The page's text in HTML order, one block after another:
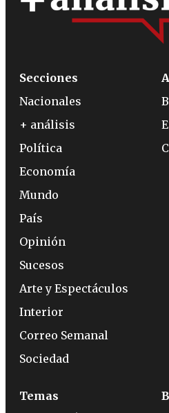
Secciones
Nacionales
+ análisis
Política
Economía
Mundo
País
Opinión
Sucesos
Arte y Espectáculos
Interior
Correo Semanal
Sociedad
Temas